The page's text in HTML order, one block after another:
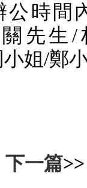
公時間
關先生/
小姐/鄭
下一篇>>